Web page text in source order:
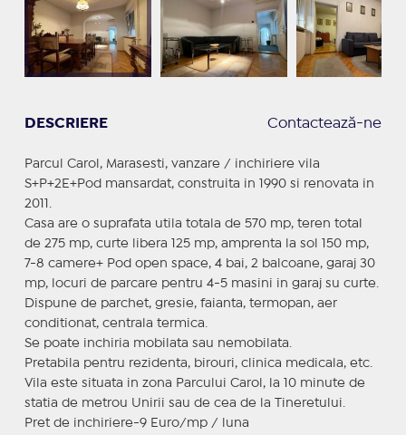
DESCRIERE Contactează-ne
Parcul Carol, Marasesti, vanzare / inchiriere vila
S+P+2E+Pod mansardat, construita in 1990 si renovata in
2011.
Casa are o suprafata utila totala de 570 mp, teren total
de 275 mp, curte libera 125 mp, amprenta la sol 150 mp,
7-8 camere+ Pod open space, 4 bai, 2 balcoane, garaj 30
mp, locuri de parcare pentru 4-5 masini in garaj su curte.
Dispune de parchet, gresie, faianta, termopan, aer
conditionat, centrala termica.
Se poate inchiria mobilata sau nemobilata.
Pretabila pentru rezidenta, birouri, clinica medicala, etc.
Vila este situata in zona Parcului Carol, la 10 minute de
statia de metrou Unirii sau de cea de la Tineretului.
Pret de inchiriere-9 Euro/mp / luna